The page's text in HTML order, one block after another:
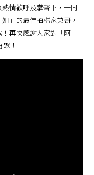
情歡呼及掌聲下，一同
」的最佳拍檔家英哥，
再次感謝大家對「阿
！